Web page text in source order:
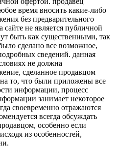
время вносить какие-либо
без предварительного
не является публичной
быть как существенными, так
сделано все возможное,
сведений. данная
не должна
сделанное продавцом
то, что были приложены все
информации, процесс
занимает некоторое
своевременно отражаются
всегда обсуждать
особенно если
из особенностей,